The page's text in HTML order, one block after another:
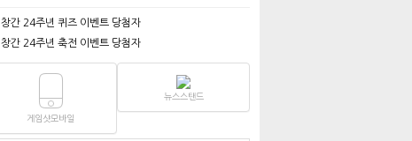
창간 24주년 퀴즈 이벤트 당첨자
창간 24주년 축전 이벤트 당첨자
게임샷모바일
뉴스스탠드